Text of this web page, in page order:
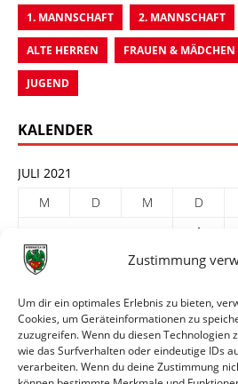
Zustimmung
Um dir ein optimales Erlebnis zu bieten,
Cookies, um Geräteinformationen zu
zuzugreifen. Wenn du diesen Technologien
wie das Surfverhalten oder eindeutige IDs
verarbeiten. Wenn du deine Zustimmung
1. MANNSCHAFT 2. MANNSCHAFT
ALTE HERREN FRAUEN & MÄDCHEN
JUGEND
KALENDER
JULI 2021
M
D M D
1
5
7 8
19
20 21 22
26
27 28 29
« Juni
Aug. »